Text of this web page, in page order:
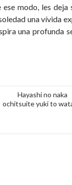
ese modo, les
una vívida
una profunda
Hayashi no naka
ochitsuite yuki to